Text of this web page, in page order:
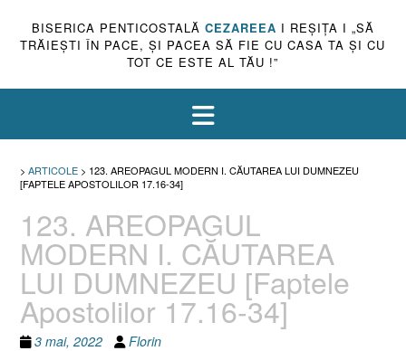
BISERICA PENTICOSTALĂ CEZAREEA I REŞIŢA I „SĂ
TRĂIEŞTI ÎN PACE, ŞI PACEA SĂ FIE CU CASA TA ŞI CU
TOT CE ESTE AL TĂU !”
> ARTICOLE > 123. AREOPAGUL MODERN I. CĂUTAREA LUI DUMNEZEU
[FAPTELE APOSTOLILOR 17.16-34]
123. AREOPAGUL
MODERN I. CĂUTAREA
LUI DUMNEZEU [Faptele
Apostolilor 17.16-34]
3 mai, 2022 Florin